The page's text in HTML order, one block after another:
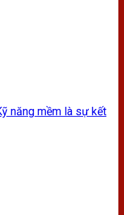
năng mềm là sự kết